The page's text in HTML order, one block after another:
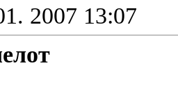
2007 13:07